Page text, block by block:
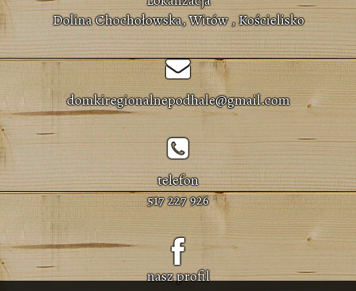
Dolina Chochołowska, Witów , Kościelisko
domkiregionalnepodhale@gmail.com
telefon
517 227 926
nasz profil